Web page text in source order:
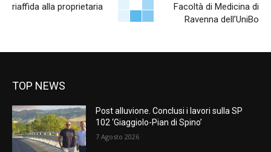
riaffida alla proprietaria
Facoltà di Medicina di
Ravenna dell’UniBo
TOP NEWS
Post alluvione. Conclusi i lavori sulla SP
102 ‘Giaggiolo-Pian di Spino’
7 Agosto 2026